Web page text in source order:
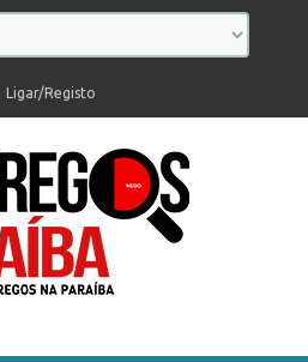
Ligar/Registo